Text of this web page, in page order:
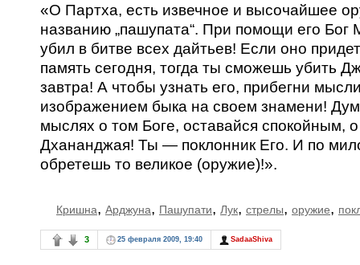
«О Партха, есть извечное и высочайшее
названию „пашупата“. При помощи его Бог
убил в битве всех дайтьев! Если оно
память сегодня, тогда ты сможешь убить
завтра! А чтобы узнать его, прибегни
изображением быка на своем знамени!
мыслях о том Боге, оставайся спокойным, о
Дхананджая! Ты — поклонник Его. И по
обретешь то великое (оружие)!».
Кришна, Арджуна, Пашупати, Лук, стрелы, оружие,
3 25 февраля 2009, 19:40 SadaaShiva